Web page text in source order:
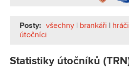
Posty: všechny | brankáři |
útočníci
Statistiky útočníků